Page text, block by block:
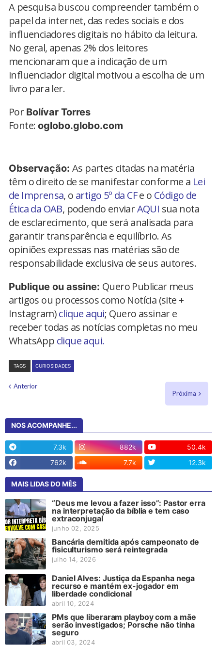
A pesquisa buscou compreender também o
papel da internet, das redes sociais e dos
influenciadores digitais no hábito da leitura.
No geral, apenas 2% dos leitores
mencionaram que a indicação de um
influenciador digital motivou a escolha de um
livro para ler.
Por Bolívar Torres
Fonte: oglobo.globo.com
Observação: As partes citadas na matéria
têm o direito de se manifestar conforme a Lei
de Imprensa, o artigo 5º da CFe o Código de
Ética da OAB, podendo enviarAQUI sua nota
de esclarecimento, que será analisada para
garantir transparência e equilíbrio. As
opiniões expressas nas matérias são de
responsabilidade exclusiva de seus autores.
Publique ou assine: Quero Publicar meus
artigos ou processos como Notícia (site +
Instagram)clique aqui; Quero assinar e
receber todas as notícias completas no meu
WhatsApp clique aqui.
TAGS CURIOSIDADES
Anterior
Próxima
NOS ACOMPANHE...
7.3k 882k
50.4k
762k
7.7k 12.3k
MAIS LIDAS DO MÊS
“Deus me levou a fazer isso”: Pastor erra
na interpretação da bíblia e tem caso
extraconjugal
junho 02, 2025
Bancária demitida após campeonato de
fisiculturismo será reintegrada
julho 14, 2026
Daniel Alves: Justiça da Espanha nega
recurso e mantém ex-jogador em
liberdade condicional
abril 10, 2024
PMs que liberaram playboy com a mãe
serão investigados; Porsche não tinha
seguro
abril 03, 2024